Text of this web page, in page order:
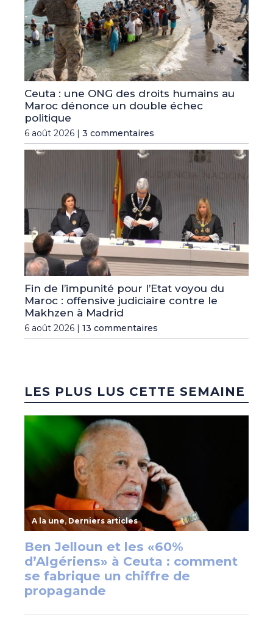
Ceuta : une ONG des droits humains au
Maroc dénonce un double échec
politique
6 août 2026 | 3 commentaires
Fin de l’impunité pour l’Etat voyou du
Maroc : offensive judiciaire contre le
Makhzen à Madrid
6 août 2026 | 13 commentaires
LES PLUS LUS CETTE SEMAINE